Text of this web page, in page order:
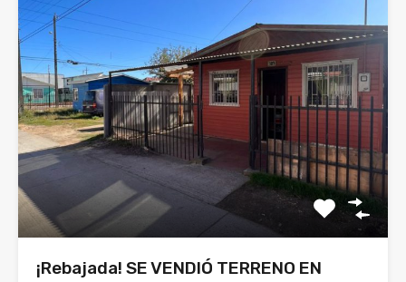
¡Rebajada! SE VENDIÓ TERRENO EN